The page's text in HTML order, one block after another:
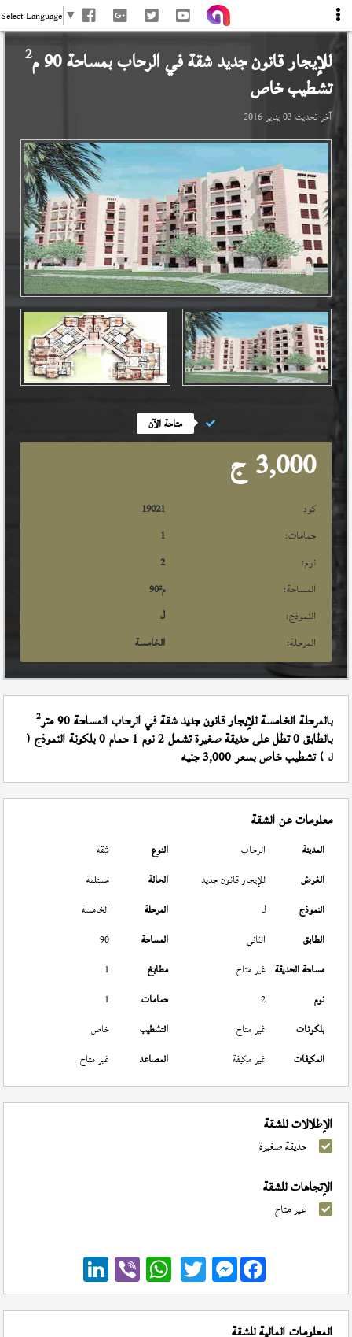
Select Language ▼
للإيجار قانون جديد شقة فيالرحاببمساحة 90 م 2
تشطيب خاص
آخر تحديث 03 يناير 2016
متاحة الآن
3,000 ج
كود
19021
حمامات:
1
نوم:
2
المساحة:
90م²
النموذج:
ل
المرحلة:
الخامسة
بالمرحلة الخامسة للإيجار قانون جديد شقة في الرحاب المساحة 90 متر 2
بالطابق 0 تطل على حديقة صغيرة تشمل 2 نوم 1 حمام 0 بلكونة النموذج (
ل ) تشطيب خاص بسعر 3,000 جنيه
معلومات عن الشقة
المدينة الرحاب النوع
شقة
الغرض
للإيجار قانون جديد الحالة
مستلمة
النموذج
ل المرحلة
الخامسة
الطابق
الثاني المساحة
90
مساحة الحديقة غير متاح مطابخ
1
نوم
2 حمامات
1
بلكونات
غير متاح التشطيب
خاص
المكيفات
غير مكيفة المصاعد غير متاح
الإطلالات للشقة
حديقة صغيرة
الإتجاهات للشقة
غير متاح
Messenger
المعلومات المالية للشقة